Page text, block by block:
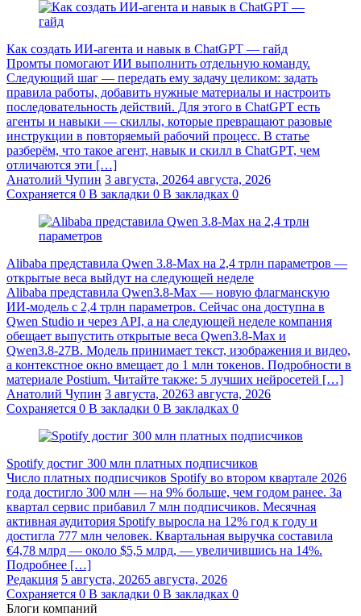
Как создать ИИ-агента и навык в ChatGPT — гайд
Промты помогают ИИ выполнить отдельную команду.
Следующий шаг — передать ему задачу целиком: задать
правила работы, добавить нужные материалы и настроить
последовательность действий. Для этого в ChatGPT есть
агенты и навыки — скиллы, которые превращают разовые
инструкции в повторяемый рабочий процесс. В статье
разберём, что такое агент, навык и скилл в ChatGPT, чем
отличаются эти […]
Анатолий Чупин 3 августа, 20264 августа, 2026
Сохраняется 0 В закладки 0 В закладках 0
Alibaba представила Qwen 3.8‑Max на 2,4 трлн параметров —
открытые веса выйдут на следующей неделе
Alibaba представила Qwen3.8‑Max — новую флагманскую
ИИ-модель с 2,4 трлн параметров. Сейчас она доступна в
Qwen Studio и через API, а на следующей неделе компания
обещает выпустить открытые веса Qwen3.8‑Max и
Qwen3.8‑27B. Модель принимает текст, изображения и видео,
а контекстное окно вмещает до 1 млн токенов. Подробности в
материале Postium. Читайте также: 5 лучших нейросетей […]
Анатолий Чупин 3 августа, 20263 августа, 2026
Сохраняется 0 В закладки 0 В закладках 0
Spotify достиг 300 млн платных подписчиков
Число платных подписчиков Spotify во втором квартале 2026
года достигло 300 млн — на 9% больше, чем годом ранее. За
квартал сервис прибавил 7 млн подписчиков. Месячная
активная аудитория Spotify выросла на 12% год к году и
достигла 777 млн человек. Квартальная выручка составила
€4,78 млрд — около $5,5 млрд, — увеличившись на 14%.
Подробнее […]
Редакция 5 августа, 20265 августа, 2026
Сохраняется 0 В закладки 0 В закладках 0
Блоги компаний